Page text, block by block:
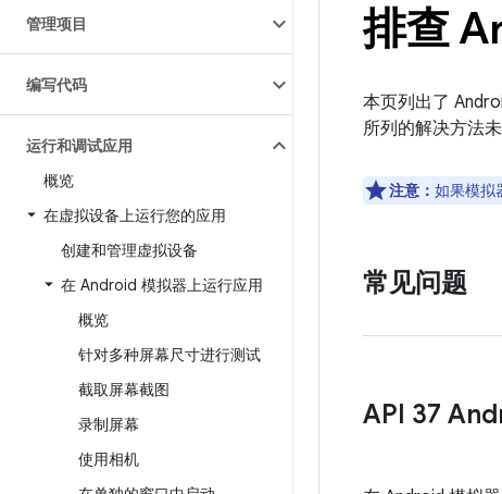
管理项目
编写代码
运行和调试应用
概览
在虚拟设备上运行您的应用
创建和管理虚拟设备
在 Android 模拟器上运行应用
概览
针对多种屏幕尺寸进行测试
截取屏幕截图
录制屏幕
使用相机
排查
本页列出了
所列的解决方法
注意： 如果模拟
常见问题
API 37